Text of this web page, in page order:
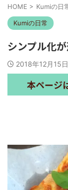
HOME > Kumiの日
Kumiの日常
シンプル化
2018年12月15日
本ページ